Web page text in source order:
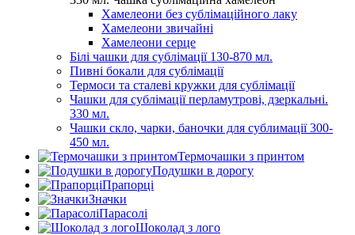
Хамелеони без сублімаційного лаку
Хамелеони звичайні
Хамелеони серце
Білі чашки для сублімації 130-870 мл.
Пивні бокали для сублімації
Термоси та сталеві кружки для сублімації
Чашки для сублімації перламутрові, дзеркальні.
330 мл.
Чашки скло, чарки, баночки для сублимації 300-
450 мл.
Термочашки з принтом
Подушки в дорогу
Прапорці
Значки
Парасолі
Шоколад з лого